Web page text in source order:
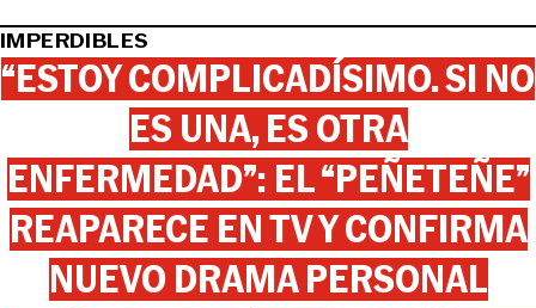
IMPERDIBLES
“ESTOY COMPLICADÍSIMO. SI NO
ES UNA, ES OTRA
ENFERMEDAD”: EL “PEÑETEÑE”
REAPARECE EN TV Y CONFIRMA
NUEVO DRAMA PERSONAL